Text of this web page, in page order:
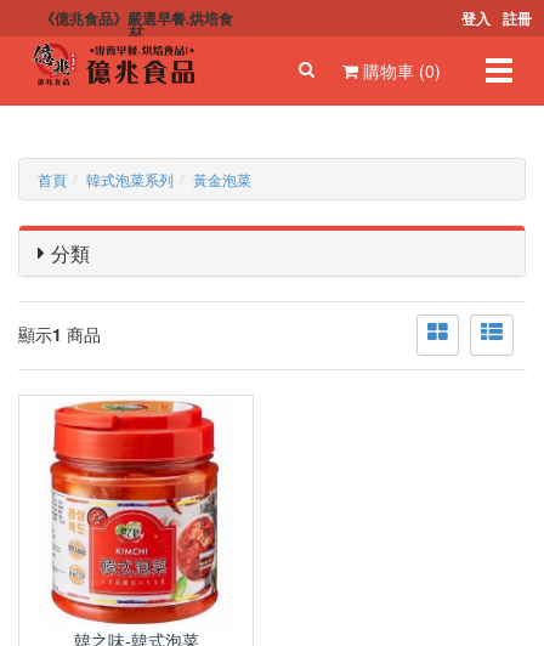
《億兆食品》嚴選早餐.烘培食
材
登入 註冊
購物車 (0)
首頁 韓式泡菜系列 黃金泡菜
分類
顯示1 商品
韓之味-韓式泡菜